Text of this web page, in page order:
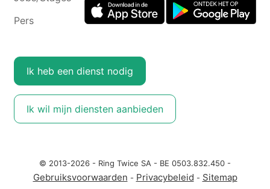
Pers
Ik heb een dienst nodig
Ik wil mijn diensten aanbieden
© 2013-2026 - Ring Twice SA - BE 0503.832.450 -
Gebruiksvoorwaarden - Privacybeleid - Sitemap